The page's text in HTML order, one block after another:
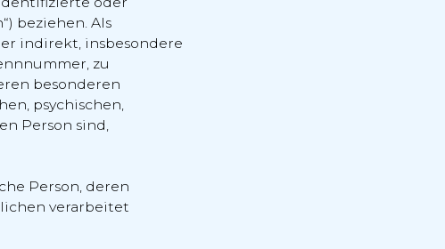
beziehen. Als
indirekt, insbesondere
zu
besonderen
psychischen,
Person sind,
Person, deren
verarbeitet